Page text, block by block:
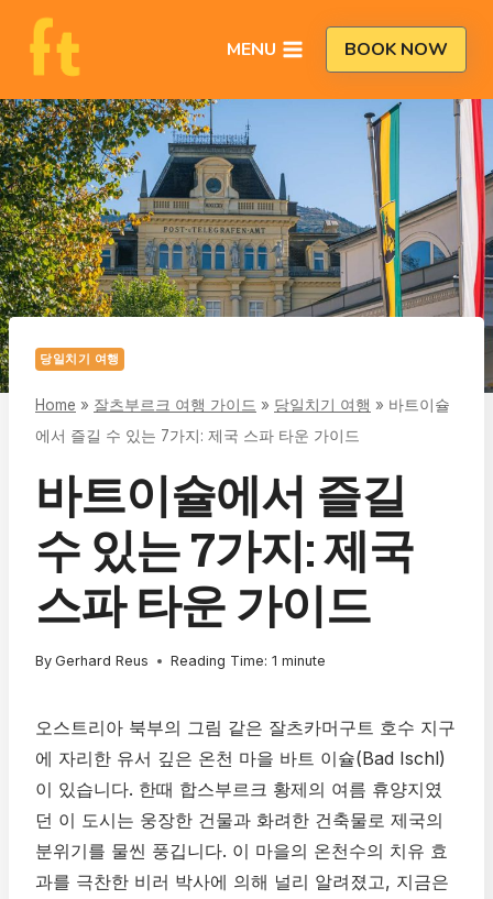
content
MENU BOOK NOW
당일치기 여행
Home » 잘츠부르크 여행 가이드 » 당일치기 여행 » 바트이슐
에서 즐길 수 있는 7가지: 제국 스파 타운 가이드
바트이슐에서 즐길
수 있는 7가지: 제국
스파 타운 가이드
By Gerhard Reus Reading Time: 1minute
오스트리아 북부의 그림 같은 잘츠카머구트 호수 지구
에 자리한 유서 깊은 온천 마을 바트 이슐(Bad Ischl)
이 있습니다. 한때 합스부르크 황제의 여름 휴양지였
던 이 도시는 웅장한 건물과 화려한 건축물로 제국의
분위기를 물씬 풍깁니다. 이 마을의 온천수의 치유 효
과를 극찬한 비러 박사에 의해 널리 알려졌고, 지금은